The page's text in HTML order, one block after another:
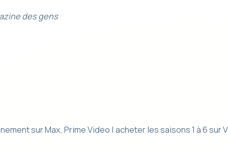
des gens
sur Max, Prime Video | acheter les saisons 1 à 6 sur